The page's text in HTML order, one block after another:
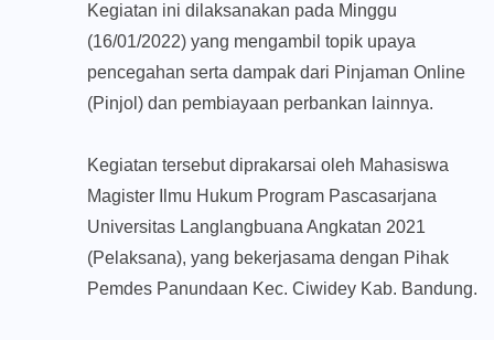
Kegiatan ini dilaksanakan pada Minggu
(16/01/2022) yang mengambil topik upaya
pencegahan serta dampak dari Pinjaman Online
(Pinjol) dan pembiayaan perbankan lainnya.
Kegiatan tersebut diprakarsai oleh Mahasiswa
Magister Ilmu Hukum Program Pascasarjana
Universitas Langlangbuana Angkatan 2021
(Pelaksana), yang bekerjasama dengan Pihak
Pemdes Panundaan Kec. Ciwidey Kab. Bandung.